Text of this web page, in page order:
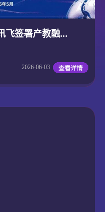
飞签署产教融...
2026-06-03